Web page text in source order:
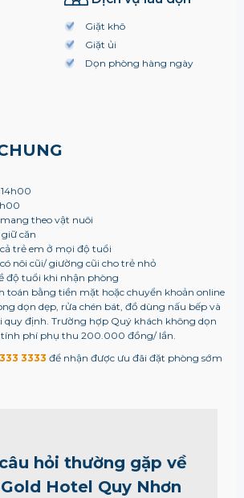
Giặt khô
Giặt ủi
Dọn phòng hàng ngày
theo vật nuôi
căn
trẻ em ở mọi độ tuổi
nôi cũi/ giường cũi cho trẻ nhỏ
độ tuổi khi nhận phòng
toán bằng tiền mặt hoặc chuyển khoản online
dọn dẹp, rửa chén bát, đồ dùng nấu bếp và
quy định. Trường hợp Quý khách không dọn
tính phí phụ thu 200.000 đồng/ lần.
3333 để nhận được ưu đãi đặt phòng sớm
hỏi thường gặp về
Hotel Quy Nhơn